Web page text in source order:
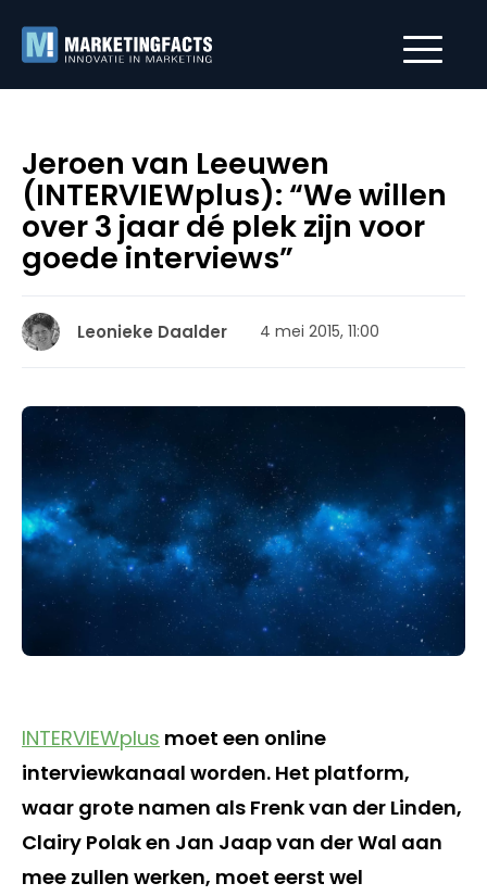
Jeroen van Leeuwen
(INTERVIEWplus): “We willen
over 3 jaar dé plek zijn voor
goede interviews”
Leonieke Daalder 4 mei 2015, 11:00
INTERVIEWplus moet een online
interviewkanaal worden. Het platform,
waar grote namen als Frenk van der Linden,
Clairy Polak en Jan Jaap van der Wal aan
mee zullen werken, moet eerst wel